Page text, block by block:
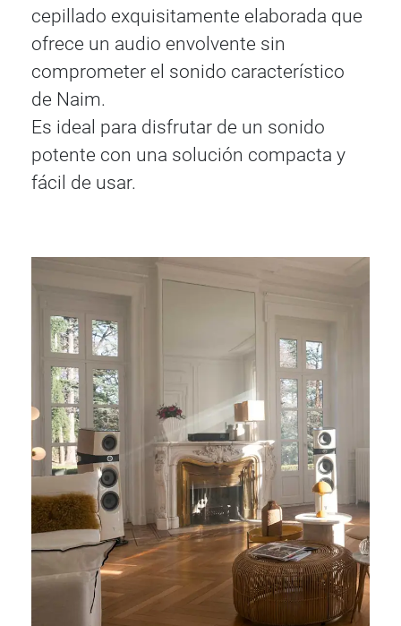
cepillado exquisitamente elaborada que
ofrece un audio envolvente sin
comprometer el sonido característico
de Naim.
Es ideal para disfrutar de un sonido
potente con una solución compacta y
fácil de usar.